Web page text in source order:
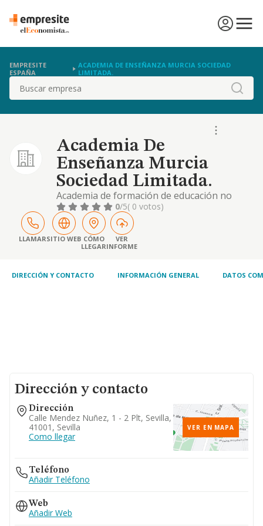
EMPRESITE
ESPAÑA
ACADEMIA DE ENSEÑANZA MURCIA SOCIEDAD
LIMITADA.
Buscar
Academia De
Enseñanza Murcia
Sociedad Limitada.
Academia de formación de educación no
reglada
0/5( 0 votos)
LLAMARSITIO WEB CÓMO
LLEGAR
VER
INFORME
DIRECCIÓN Y CONTACTO INFORMACIÓN GENERAL DATOS
Dirección y contacto
Dirección
Calle Mendez Nuñez, 1 - 2 Plt, Sevilla,
41001, Sevilla
Como llegar
VER EN MAPA
Teléfono
Añadir Teléfono
Web
Añadir Web